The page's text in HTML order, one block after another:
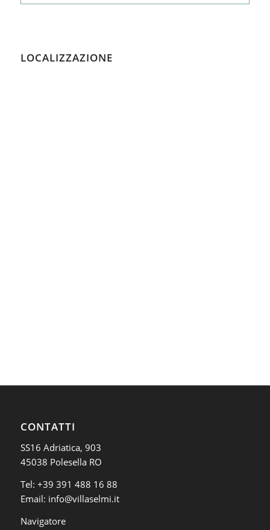
LOCALIZZAZIONE
CONTATTI
SS16 Adriatica, 903
45038 Polesella RO
Tel: +39 391 488 16 88
Email: info@villaselmi.it
Navigatore